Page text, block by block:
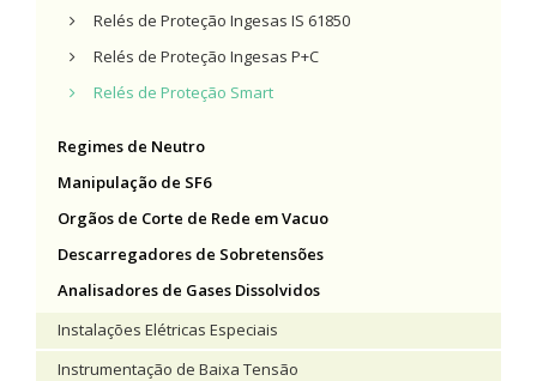
Relés de Proteção Ingesas IS 61850
Relés de Proteção Ingesas P+C
Relés de Proteção Smart
Regimes de Neutro
Manipulação de SF6
Orgãos de Corte de Rede em Vacuo
Descarregadores de Sobretensões
Analisadores de Gases Dissolvidos
Instalações Elétricas Especiais
Instrumentação de Baixa Tensão